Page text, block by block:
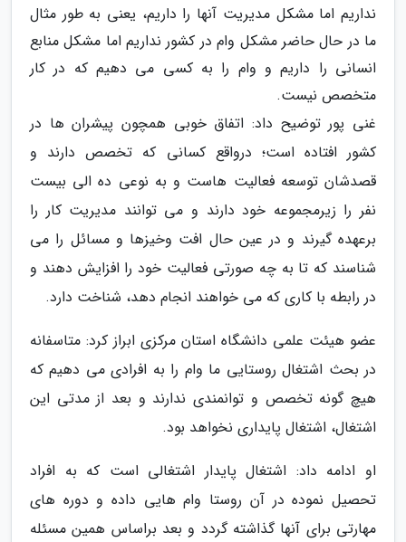
نداریم اما مشکل مدیریت آنها را داریم، یعنی به طور مثال
ما در حال حاضر مشکل وام در کشور نداریم اما مشکل منابع
انسانی را داریم و وام را به کسی می دهیم که در کار
متخصص نیست.
غنی پور توضیح داد: اتفاق خوبی همچون پیشران ها در
کشور افتاده است؛ درواقع کسانی که تخصص دارند و
قصدشان توسعه فعالیت هاست و به نوعی ده الی بیست
نفر را زیرمجموعه خود دارند و می توانند مدیریت کار را
برعهده گیرند و در عین حال افت وخیزها و مسائل را می
شناسند که تا به چه صورتی فعالیت خود را افزایش دهند و
در رابطه با کاری که می خواهند انجام دهد، شناخت دارد.
عضو هیئت علمی دانشگاه استان مرکزی ابراز کرد: متاسفانه
در بحث اشتغال روستایی ما وام را به افرادی می دهیم که
هیچ گونه تخصص و توانمندی ندارند و بعد از مدتی این
اشتغال، اشتغال پایداری نخواهد بود.
او ادامه داد: اشتغال پایدار اشتغالی است که به افراد
تحصیل نموده در آن روستا وام هایی داده و دوره های
مهارتی برای آنها گذاشته گردد و بعد براساس همین مسئله